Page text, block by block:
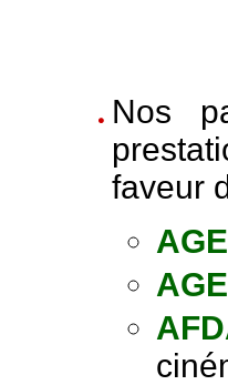
Nos
faveur